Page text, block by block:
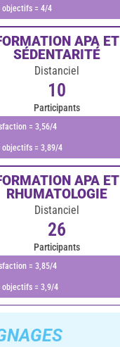
objectifs = 4/4
APA ET
SÉDENTARITÉ
Distanciel
Participants
10
= 3,56/4
= 3,89/4
APA ET
RHUMATOLOGIE
Distanciel
Participants
26
= 3,85/4
= 3,9/4